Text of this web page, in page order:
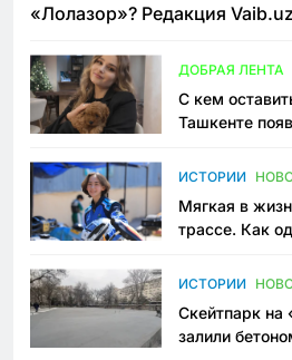
«Лолазор»? Редакция
ДОБРАЯ ЛЕНТА
С кем
Ташкенте
ИСТОРИИ
Мягкая в
трассе. Как
Узбекистане
ИСТОРИИ
Скейтпарк на
залили